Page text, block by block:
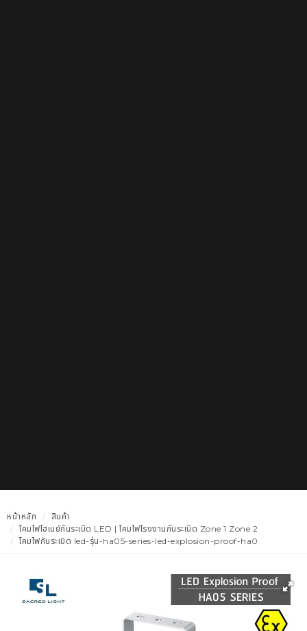
หน้าหลัก
สินค้า
โคมไฟไฮเบย์กันระเบิด LED | โคมไฟโรงงานกันระเบิด Zone 1 Zone 2
โคมไฟกันระเบิด led-รุ่น-ha05-series-led-explosion-proof-ha0